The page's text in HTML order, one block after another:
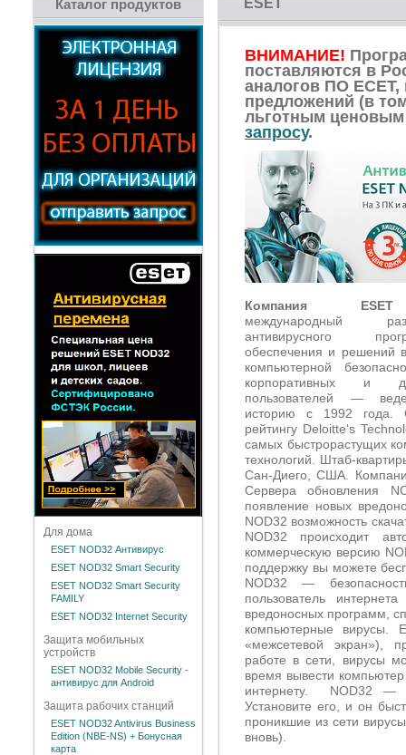
Каталог продуктов
Для дома
ESET NOD32 Антивирус
ESET NOD32 Smart Security
ESET NOD32 Smart Security
FAMILY
ESET NOD32 Internet Security
Защита мобильных
устройств
ESET NOD32 Mobile Security -
антивирус для Android
Защита рабочих станций
ESET NOD32 Antivirus Business
Edition (NBE-NS) + Бонусная
карта
ESET
ВНИМАНИЕ!
поставляются в
аналогов ПО ЕСЕТ,
предложений (в
льготным
запросу.
Компания ESET
международный
антивирусного
обеспечения и решений
компьютерной
корпоративных и
пользователей —
историю с 1992 года.
рейтингу Deloitte's
самых быстрорастущих
технологий. Штаб-
Сан-Диего, США.
Сервера обновления
появление новых
NOD32 возможность
NOD32 происходит
коммерческую версию
поддержку вы можете
NOD32 —
пользователь
вредоносных программ,
компьютерные вирусы.
«межсетевой экран»),
работе в сети, вирусы
время вывести
интернету. NOD32 —
Установите его, и он
проникшие из сети
вновь).